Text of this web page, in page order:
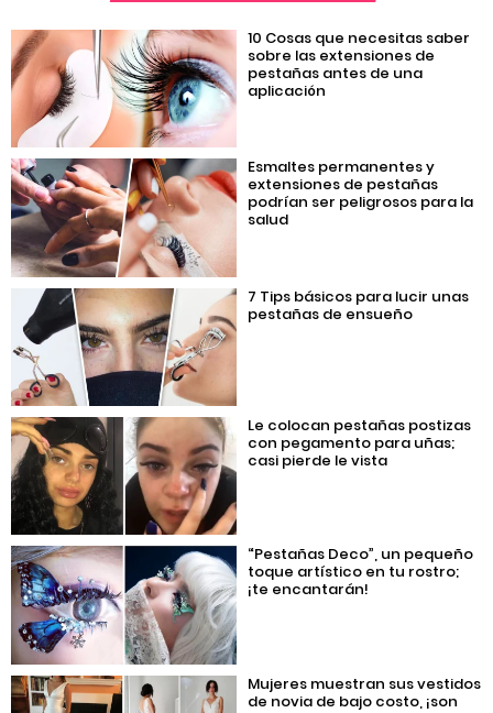
10 Cosas que necesitas saber
sobre las extensiones de
pestañas antes de una
aplicación
Esmaltes permanentes y
extensiones de pestañas
podrían ser peligrosos para la
salud
7 Tips básicos para lucir unas
pestañas de ensueño
Le colocan pestañas postizas
con pegamento para uñas;
casi pierde le vista
“Pestañas Deco”, un pequeño
toque artístico en tu rostro;
¡te encantarán!
Mujeres muestran sus vestidos
de novia de bajo costo, ¡son